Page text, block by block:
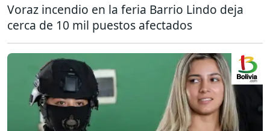
Voraz incendio en la feria Barrio Lindo deja
cerca de 10 mil puestos afectados